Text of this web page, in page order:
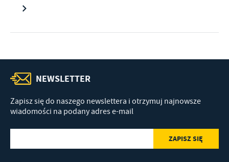
NEWSLETTER
Zapisz się do naszego newslettera i otrzymuj najnowsze
wiadomości na podany adres e-mail